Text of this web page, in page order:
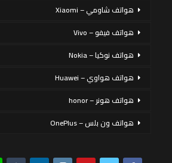
هواتف شاومي – Xiaomi
هواتف فيفو – Vivo
هواتف نوكيا – Nokia
هواتف هواوي – Huawei
هواتف هونر – honor
هواتف ون بلس – OnePlus